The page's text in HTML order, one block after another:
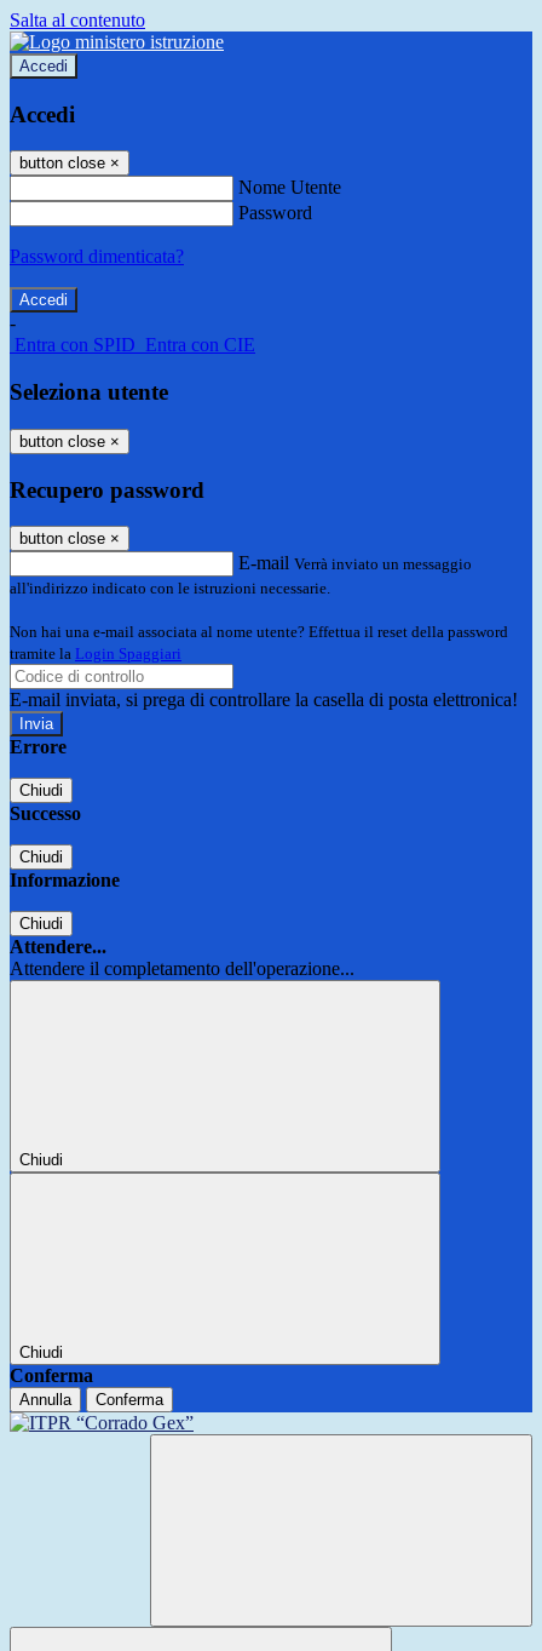
Salta al contenuto
Accedi
Accedi
button close ×
Nome Utente
Password
Password dimenticata?
-
Entra con SPID Entra con CIE
Seleziona utente
button close ×
Recupero password
button close ×
E-mail Verrà inviato un messaggio
all'indirizzo indicato con le istruzioni necessarie.
Non hai una e-mail associata al nome utente? Effettua il reset della password
tramite la Login Spaggiari
E-mail inviata, si prega di controllare la casella di posta elettronica!
Errore
Chiudi
Successo
Chiudi
Informazione
Chiudi
Attendere...
Attendere il completamento dell'operazione...
Chiudi
Chiudi
Conferma
Annulla Conferma